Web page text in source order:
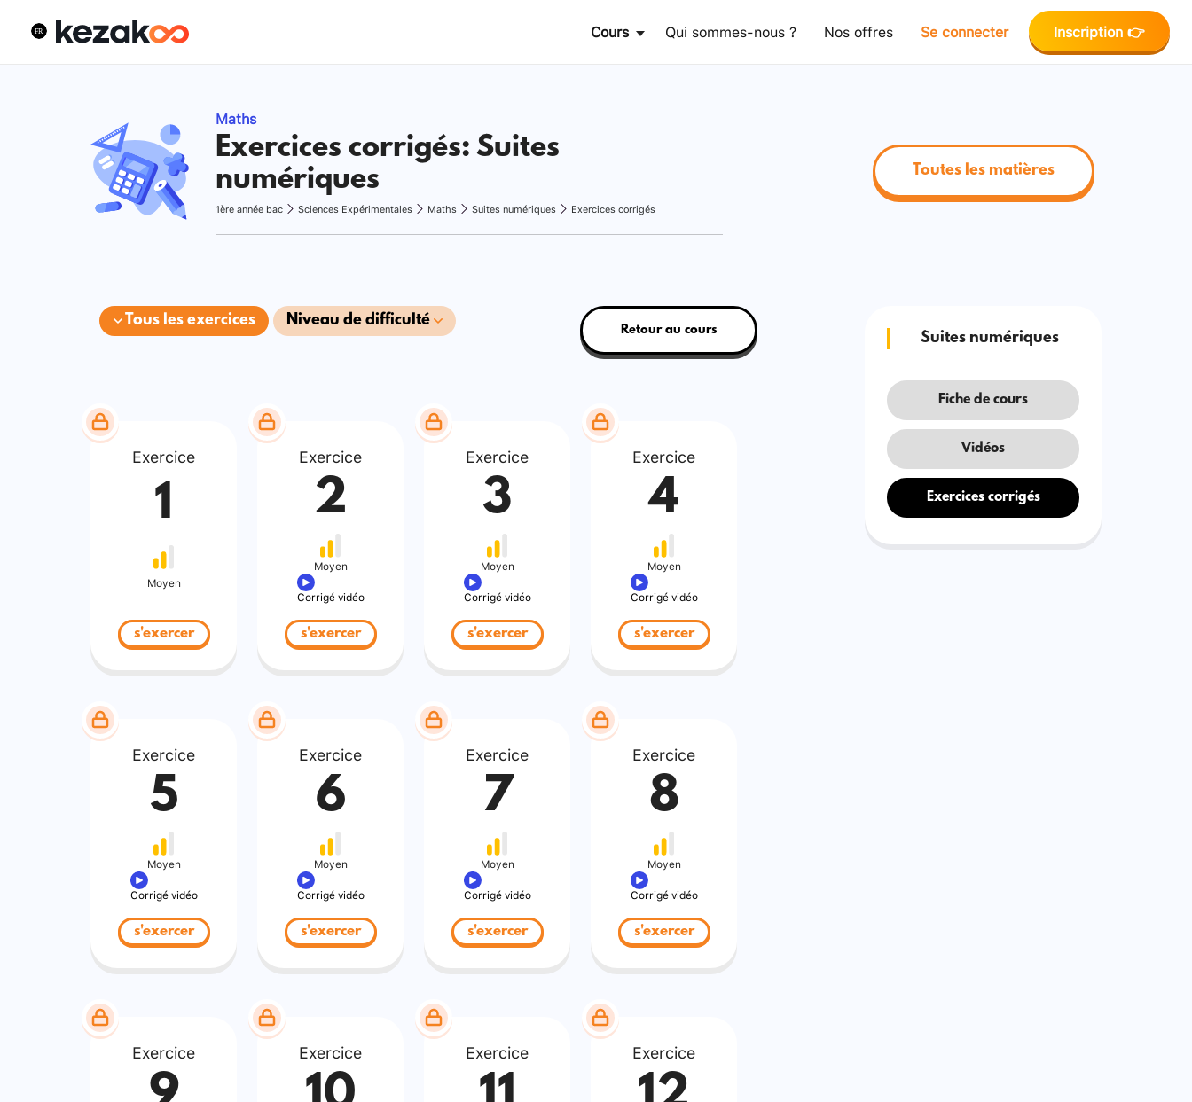
Cours Qui sommes-nous ? Nos offres Se connecter Inscription 👉
Maths
Exercices corrigés: Suites
numériques
1ère année bac Sciences Expérimentales Maths Suites numériques Exercices corrigés
Toutes les matières
Tous les exercices Niveau de difficulté
Retour au cours
Exercice
1
Moyen
s'exercer
Exercice
2
Moyen
Corrigé vidéo
s'exercer
Exercice
3
Moyen
Corrigé vidéo
s'exercer
Exercice
4
Moyen
Corrigé vidéo
s'exercer
Exercice
5
Moyen
Corrigé vidéo
s'exercer
Exercice
6
Moyen
Corrigé vidéo
s'exercer
Exercice
7
Moyen
Corrigé vidéo
s'exercer
Exercice
8
Moyen
Corrigé vidéo
s'exercer
Exercice Exercice Exercice Exercice
Suites numériques
Fiche de cours
Vidéos
Exercices corrigés